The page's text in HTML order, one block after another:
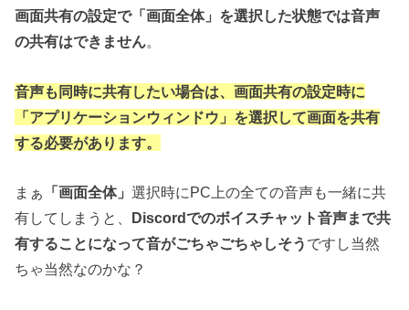
画面共有の設定で「画面全体」を選択した状態では音声
の共有はできません。
音声も同時に共有したい場合は、画面共有の設定時に
「アプリケーションウィンドウ」を選択して画面を共有
する必要があります。
まぁ 「画面全体」選択時にPC上の全ての音声も一緒に共
有してしまうと、 Discordでのボイスチャット音声まで共
有することになって音がごちゃごちゃしそう ですし当然
ちゃ当然なのかな？